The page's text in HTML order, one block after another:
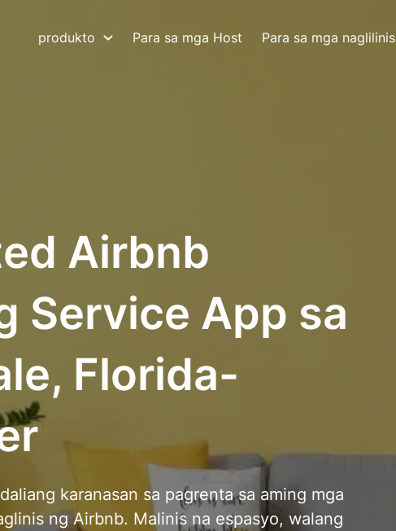
produkto Para sa mga Host Para sa mga naglilinis
Airbnb
Service App sa
Florida-
karanasan sa pagrenta sa aming mga
ng Airbnb. Malinis na espasyo, walang